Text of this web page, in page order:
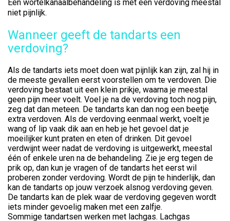
Een wortelkanaalbehandeling is met een verdoving meestal
niet pijnlijk.
Wanneer geeft de tandarts een
verdoving?
Als de tandarts iets moet doen wat pijnlijk kan zijn, zal hij in
de meeste gevallen eerst voorstellen om te verdoven. Die
verdoving bestaat uit een klein prikje, waarna je meestal
geen pijn meer voelt. Voel je na de verdoving toch nog pijn,
zeg dat dan meteen. De tandarts kan dan nog een beetje
extra verdoven. Als de verdoving eenmaal werkt, voelt je
wang of lip vaak dik aan en heb je het gevoel dat je
moeilijker kunt praten en eten of drinken. Dit gevoel
verdwijnt weer nadat de verdoving is uitgewerkt, meestal
één of enkele uren na de behandeling. Zie je erg tegen de
prik op, dan kun je vragen of de tandarts het eerst wil
proberen zonder verdoving. Wordt de pijn te hinderlijk, dan
kan de tandarts op jouw verzoek alsnog verdoving geven.
De tandarts kan de plek waar de verdoving gegeven wordt
iets minder gevoelig maken met een zalfje.
Sommige tandartsen werken met lachgas. Lachgas